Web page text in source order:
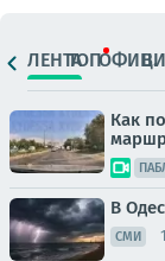
ЛЕНТАТОПОФИЦ.
Как
В
СМИ